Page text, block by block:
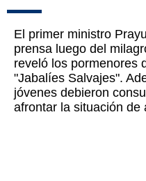
El primer ministro
prensa luego del
reveló los pormenores
"Jabalíes Salvajes".
jóvenes debieron
afrontar la situación de